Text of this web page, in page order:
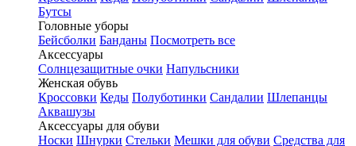
Бутсы
Головные уборы
Бейсболки Банданы Посмотреть все
Аксессуары
Солнцезащитные очки Напульсники
Женская обувь
Кроссовки Кеды Полуботинки Сандалии Шлепанцы
Аквашузы
Аксессуары для обуви
Носки Шнурки Стельки Мешки для обуви Средства для